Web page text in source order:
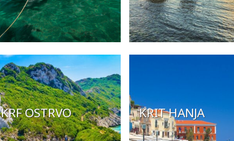
KRF OSTRVO KRIT HANJA